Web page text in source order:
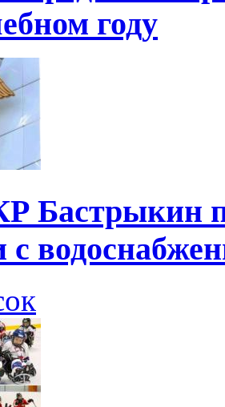
году
Бастрыкин
с